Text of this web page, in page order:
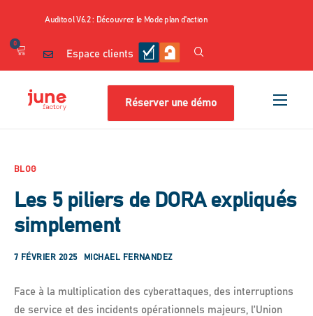
Auditool V6.2 : Découvrez le Mode plan d'action
0
Espace clients
Tarifs
Ressources
Shop
Réserver une démo
BLOG
Les 5 piliers de DORA expliqués
simplement
7 FÉVRIER 2025 MICHAEL FERNANDEZ
Face à la multiplication des cyberattaques, des interruptions
de service et des incidents opérationnels majeurs, l’Union